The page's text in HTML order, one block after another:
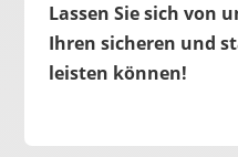
Lassen Sie sich von
Ihren sicheren und
leisten können!